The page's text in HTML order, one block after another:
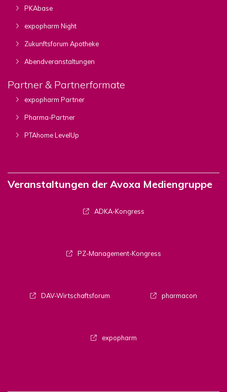
PKAbase
expopharm Night
Zukunftsforum Apotheke
Abendveranstaltungen
Partner & Partnerformate
expopharm Partner
Pharma-Partner
PTAhome LevelUp
Veranstaltungen der Avoxa Mediengruppe
ADKA-Kongress
PZ-Management-Kongress
DAV-Wirtschaftsforum pharmacon
expopharm